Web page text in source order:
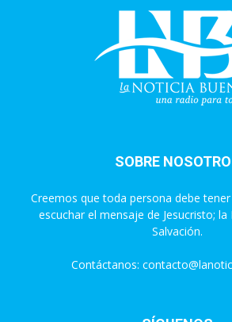
SOBRE
Creemos que toda persona debe
escuchar el mensaje de Jesucristo;
Salvación.
Contáctanos: